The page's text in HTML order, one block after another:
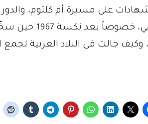
على مسيرة أم كلثوم،
الوطني
وكيف جالت في البلاد العربية